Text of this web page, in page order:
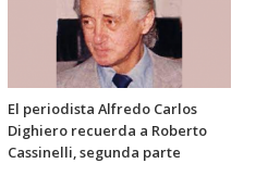
El periodista Alfredo Carlos
Dighiero recuerda a Roberto
Cassinelli, segunda parte